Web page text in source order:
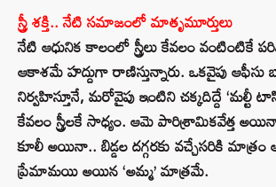
స్త్రీ శక్తి.. నేటి సమాజంలో మాతృమూర్తులు
నేటి ఆధునిక కాలంలో స్త్రీలు కేవలం వంటింటికే
ఆకాశమే హద్దుగా రాణిస్తున్నారు. ఒకవైపు ఆఫీసు
నిర్వహిస్తూనే, మరోవైపు ఇంటిని చక్కదిద్దే ‘మల్టీ
కేవలం స్త్రీలకే సాధ్యం. ఆమె పారిశ్రామికవేత్త
కూలీ అయినా.. బిడ్డల దగ్గరకు వచ్చేసరికి
ప్రేమామయి అయిన ‘అమ్మ’ మాత్రమే.